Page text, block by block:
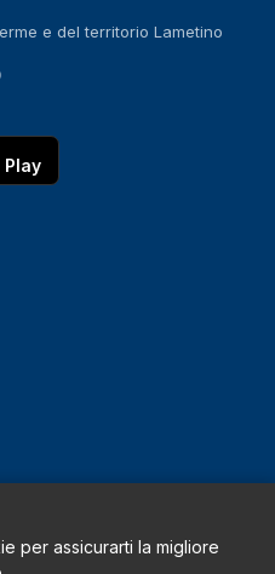
e del territorio Lametino
Play
per assicurarti la migliore